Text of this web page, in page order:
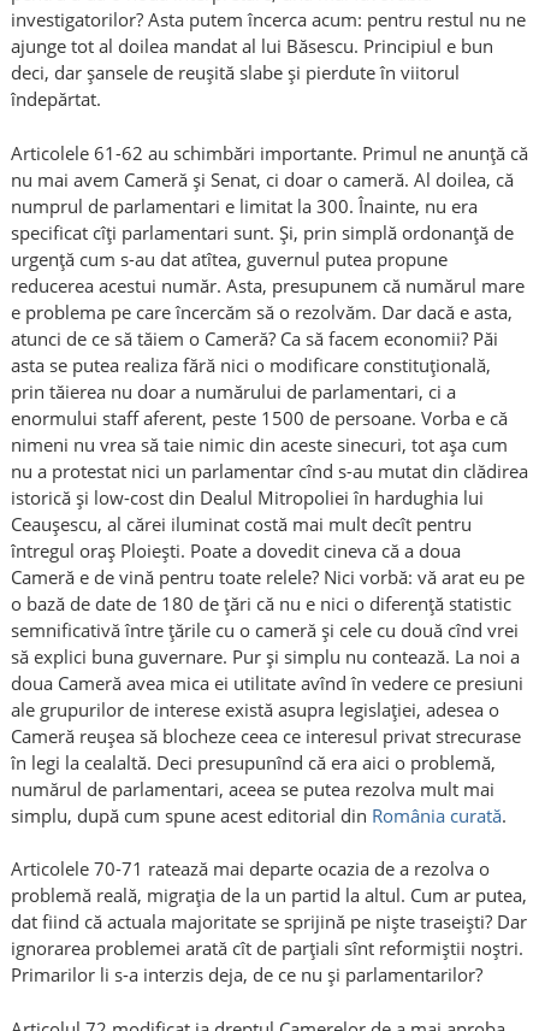
investigatorilor? Asta putem încerca acum: pentru restul nu ne
ajunge tot al doilea mandat al lui Băsescu. Principiul e bun
deci, dar şansele de reuşită slabe şi pierdute în viitorul
îndepărtat.
Articolele 61-62 au schimbări importante. Primul ne anunţă că
nu mai avem Cameră şi Senat, ci doar o cameră. Al doilea, că
numprul de parlamentari e limitat la 300. Înainte, nu era
specificat cîţi parlamentari sunt. Şi, prin simplă ordonanţă de
urgenţă cum s-au dat atîtea, guvernul putea propune
reducerea acestui număr. Asta, presupunem că numărul mare
e problema pe care încercăm să o rezolvăm. Dar dacă e asta,
atunci de ce să tăiem o Cameră? Ca să facem economii? Păi
asta se putea realiza fără nici o modificare constituţională,
prin tăierea nu doar a numărului de parlamentari, ci a
enormului staff aferent, peste 1500 de persoane. Vorba e că
nimeni nu vrea să taie nimic din aceste sinecuri, tot aşa cum
nu a protestat nici un parlamentar cînd s-au mutat din clădirea
istorică şi low-cost din Dealul Mitropoliei în hardughia lui
Ceauşescu, al cărei iluminat costă mai mult decît pentru
întregul oraş Ploieşti. Poate a dovedit cineva că a doua
Cameră e de vină pentru toate relele? Nici vorbă: vă arat eu pe
o bază de date de 180 de ţări că nu e nici o diferenţă statistic
semnificativă între ţările cu o cameră şi cele cu două cînd vrei
să explici buna guvernare. Pur şi simplu nu contează. La noi a
doua Cameră avea mica ei utilitate avînd în vedere ce presiuni
ale grupurilor de interese există asupra legislaţiei, adesea o
Cameră reuşea să blocheze ceea ce interesul privat strecurase
în legi la cealaltă. Deci presupunînd că era aici o problemă,
numărul de parlamentari, aceea se putea rezolva mult mai
simplu, după cum spune acest editorial din România curată.
Articolele 70-71 ratează mai departe ocazia de a rezolva o
problemă reală, migraţia de la un partid la altul. Cum ar putea,
dat fiind că actuala majoritate se sprijină pe nişte traseişti? Dar
ignorarea problemei arată cît de parţiali sînt reformiştii noştri.
Primarilor li s-a interzis deja, de ce nu şi parlamentarilor?